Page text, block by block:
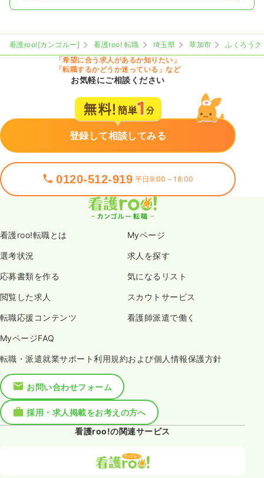
看護roo![カンゴルー] 看護roo! 転職 埼玉県 草加市
ふくろう
「希望に合う求人があるか知りたい」
「転職するかどうか迷っている」など
お気軽にご相談ください
登録して相談してみる
0120-512-919 平日9:00～18:00
看護roo!転職とは Myページ
選考状況 求人を探す
応募書類を作る 気になるリスト
閲覧した求人 スカウトサービス
転職応援コンテンツ 看護師派遣で働く
MyページFAQ
転職・派遣就業サポート利用規約および個人情報保護方針
お問い合わせフォーム
採用・求人掲載をお考えの方へ
看護roo!の関連サービス